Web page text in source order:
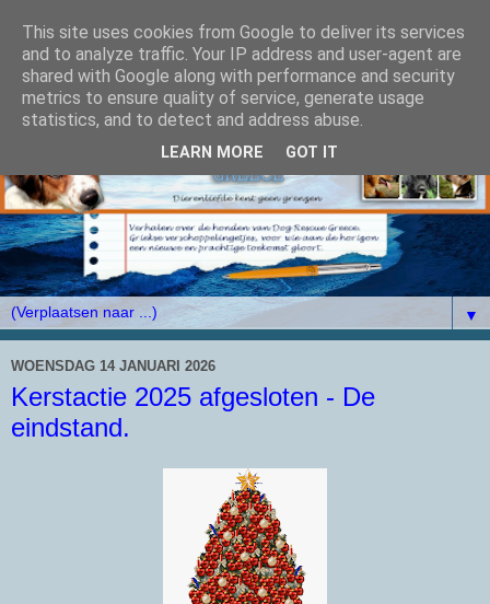
▼
WOENSDAG 14 JANUARI 2026
Kerstactie 2025 afgesloten - De
eindstand.
This site uses cookies from Google to deliver its services
and to analyze traffic. Your IP address and user-agent are
shared with Google along with performance and security
metrics to ensure quality of service, generate usage
statistics, and to detect and address abuse.
LEARN MORE GOT IT